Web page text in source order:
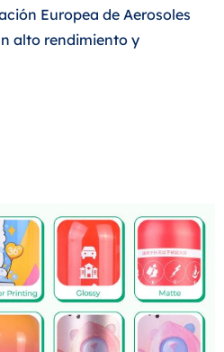
Europea de Aerosoles
alto rendimiento y